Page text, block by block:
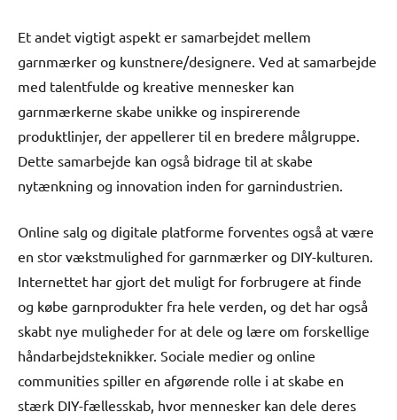
Et andet vigtigt aspekt er samarbejdet mellem
garnmærker og kunstnere/designere. Ved at samarbejde
med talentfulde og kreative mennesker kan
garnmærkerne skabe unikke og inspirerende
produktlinjer, der appellerer til en bredere målgruppe.
Dette samarbejde kan også bidrage til at skabe
nytænkning og innovation inden for garnindustrien.
Online salg og digitale platforme forventes også at være
en stor vækstmulighed for garnmærker og DIY-kulturen.
Internettet har gjort det muligt for forbrugere at finde
og købe garnprodukter fra hele verden, og det har også
skabt nye muligheder for at dele og lære om forskellige
håndarbejdsteknikker. Sociale medier og online
communities spiller en afgørende rolle i at skabe en
stærk DIY-fællesskab, hvor mennesker kan dele deres